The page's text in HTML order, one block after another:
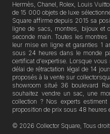
Hermès, Chanel, Rolex, Louis
de 15 000 objets de luxe
Square affirme depuis 2015 sa
ligne de sacs, montres, bijoux et
seconde main. Toutes les
leur mise en ligne et garanties 1
sous 24 heures dans le monde
certificat d'expertise. Lorsque
délai de rétractation légal de 14
proposés à la vente sur
showroom situé 36 boulevard
souhaitez vendre un sac, une
collection ? Nos experts
proposition de prix sous 48 heures
© 2026 Collector Square, Tous